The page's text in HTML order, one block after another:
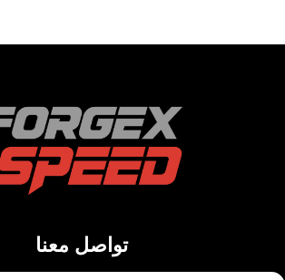
تواصل معنا